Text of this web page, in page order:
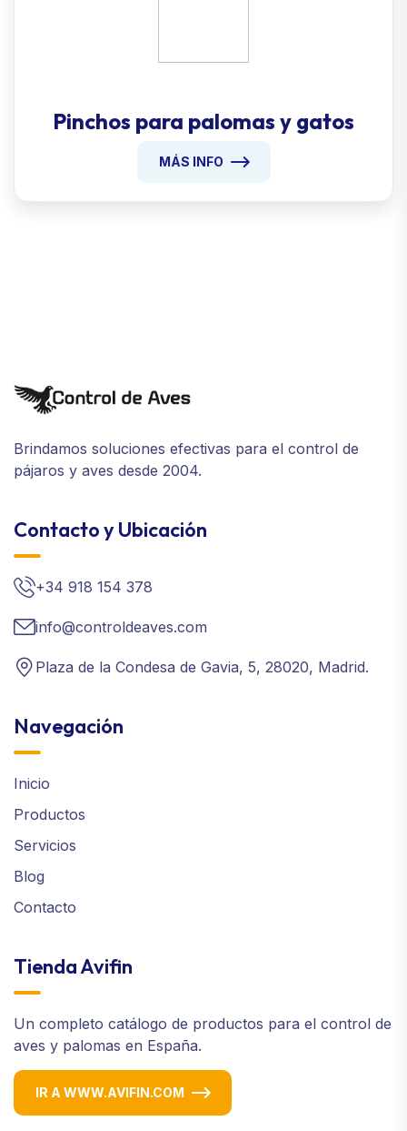
Pinchos para palomas y gatos
MÁS INFO
Brindamos soluciones efectivas para el control de
pájaros y aves desde 2004.
Contacto y Ubicación
+34 918 154 378
info@controldeaves.com
Plaza de la Condesa de Gavia, 5, 28020, Madrid.
Navegación
Inicio
Productos
Servicios
Blog
Contacto
Tienda Avifin
Un completo catálogo de productos para el control de
aves y palomas en España.
IR A WWW.AVIFIN.COM